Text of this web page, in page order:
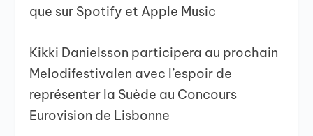
que sur Spotify et Apple Music
Kikki Danielsson participera au prochain
Melodifestivalen avec l’espoir de
représenter la Suède au Concours
Eurovision de Lisbonne